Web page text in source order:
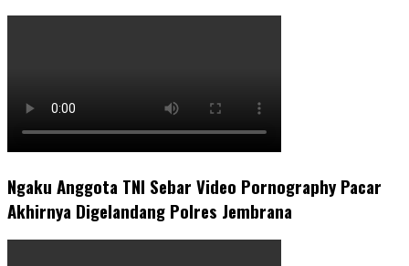
Ngaku Anggota TNI Sebar Video Pornography Pacar
Akhirnya Digelandang Polres Jembrana